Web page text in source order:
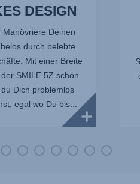
DESIGN
Deinen
durch belebte
Mit einer Breite
SMILE 5Z schön
Dich problemlos
egal wo Du bis...